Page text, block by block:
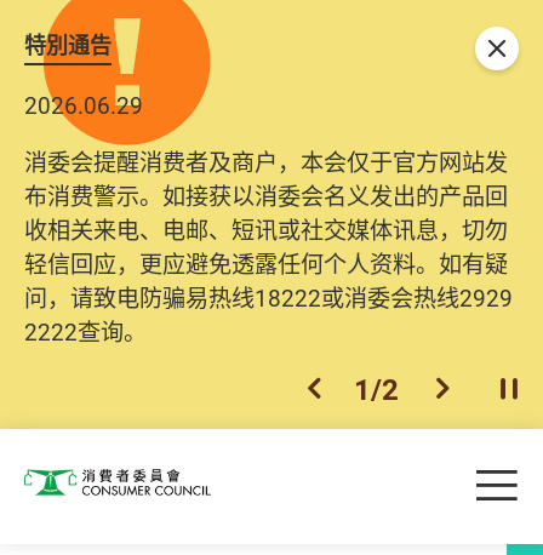
特別通告
2026.06.29
消委会提醒消费者及商户，本会仅于官方网站发
布消费警示。如接获以消委会名义发出的产品回
收相关来电、电邮、短讯或社交媒体讯息，切勿
轻信回应，更应避免透露任何个人资料。如有疑
问，请致电防骗易热线18222或消委会热线2929
2222查询。
上一个
1/2 下一个开
关闭
消费者委员会 目